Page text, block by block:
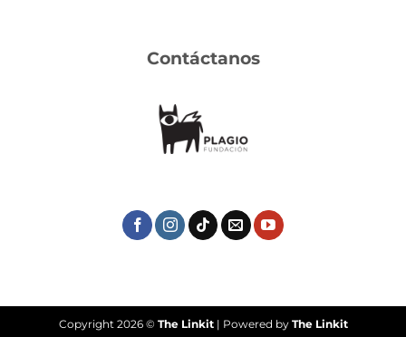
Contáctanos
Copyright 2026 © The Linkit| Powered by The Linkit